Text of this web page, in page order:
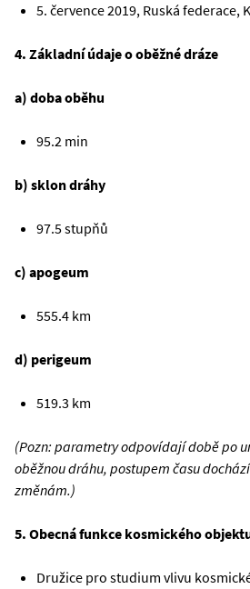
5. července 2019, Ruská federace,
4. Základní údaje o oběžné dráze
a) doba oběhu
95.2 min
b) sklon dráhy
97.5 stupňů
c) apogeum
555.4 km
d) perigeum
519.3 km
(Pozn: parametry odpovídají době po
oběžnou dráhu, postupem času
změnám.)
5. Obecná funkce kosmického
Družice pro studium vlivu